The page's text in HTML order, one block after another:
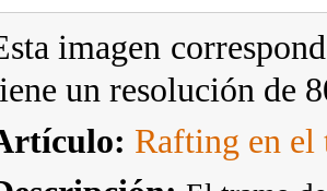
imagen
un resolución de
Rafting en el